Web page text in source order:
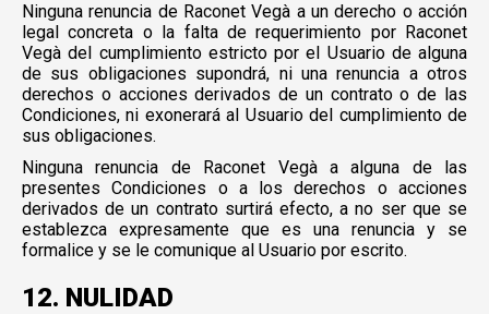
Ninguna renuncia de Raconet Vegà a un derecho o acción
legal concreta o la falta de requerimiento por Raconet
Vegà del cumplimiento estricto por el Usuario de alguna
de sus obligaciones supondrá, ni una renuncia a otros
derechos o acciones derivados de un contrato o de las
Condiciones, ni exonerará al Usuario del cumplimiento de
sus obligaciones.
Ninguna renuncia de Raconet Vegà a alguna de las
presentes Condiciones o a los derechos o acciones
derivados de un contrato surtirá efecto, a no ser que se
establezca expresamente que es una renuncia y se
formalice y se le comunique al Usuario por escrito.
12. NULIDAD